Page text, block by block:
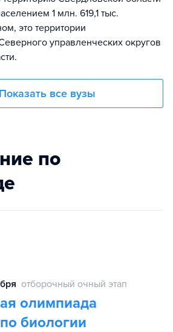
1 млн. 619,1 тыс.
это территории
управленческих округов
Показать все вузы
по
отборочный очный этап
олимпиада
биологии